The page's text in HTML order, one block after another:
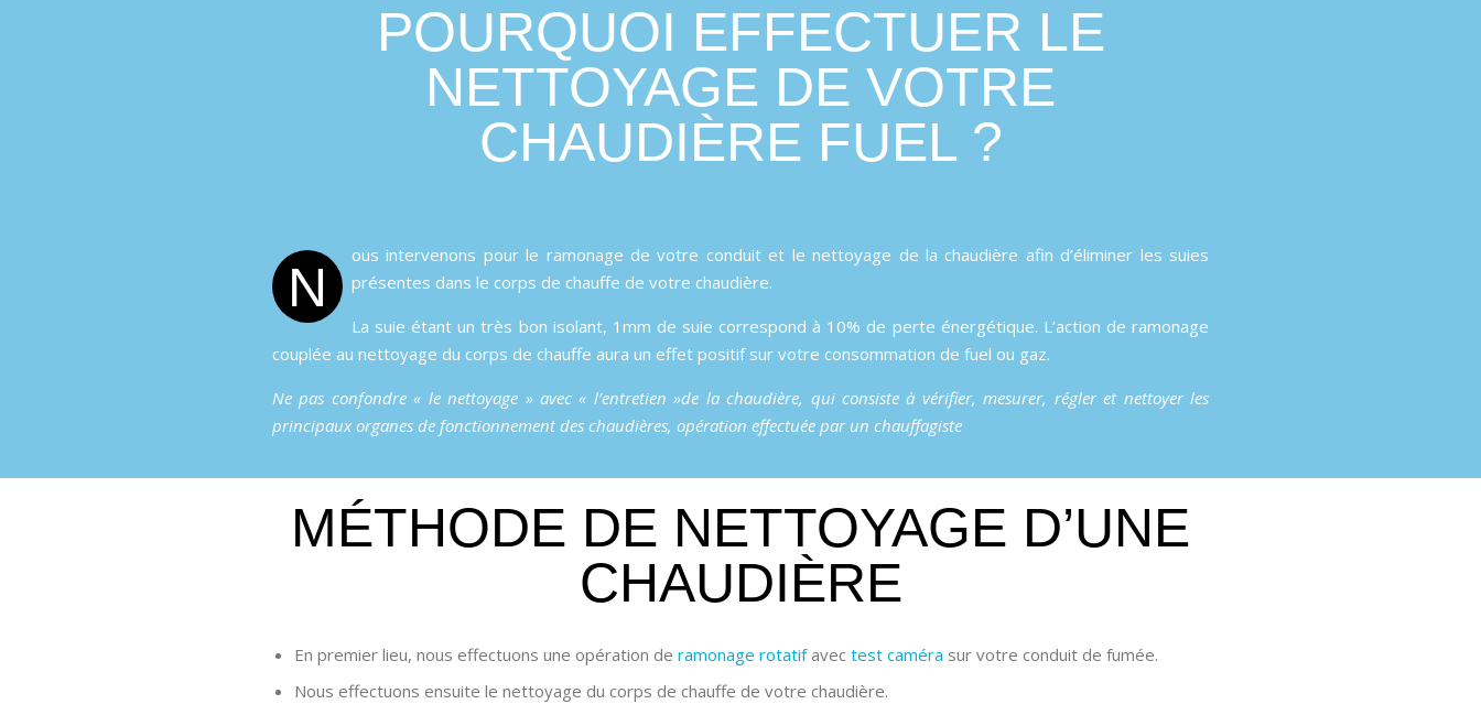
POURQUOI EFFECTUER LE
NETTOYAGE DE VOTRE
CHAUDIÈRE FUEL ?
N
ous intervenons pour le ramonage de votre conduit et le nettoyage de la chaudière afin d’éliminer les suies
présentes dans le corps de chauffe de votre chaudière.
La suie étant un très bon isolant, 1mm de suie correspond à 10% de perte énergétique. L’action de ramonage
couplée au nettoyage du corps de chauffe aura un effet positif sur votre consommation de fuel ou gaz.
Ne pas confondre « le nettoyage » avec « l’entretien »de la chaudière, qui consiste à vérifier, mesurer, régler et nettoyer les
principaux organes de fonctionnement des chaudières, opération effectuée par un chauffagiste
MÉTHODE DE NETTOYAGE D’UNE
CHAUDIÈRE
En premier lieu, nous effectuons une opération de ramonage rotatifavec test caméra sur votre conduit de fumée.
Nous effectuons ensuite le nettoyage du corps de chauffe de votre chaudière.